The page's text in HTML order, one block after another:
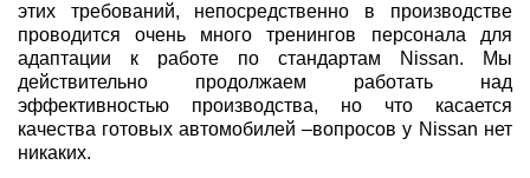
этих требований, непосредственно в производстве
проводится очень много тренингов персонала для
адаптации к работе по стандартам Nissan. Мы
действительно продолжаем работать над
эффективностью производства, но что касается
качества готовых автомобилей –вопросов у Nissan нет
никаких.